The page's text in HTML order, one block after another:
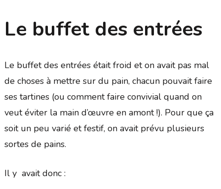
Le buffet des entrées
Le buffet des entrées était froid et on avait pas mal
de choses à mettre sur du pain, chacun pouvait faire
ses tartines (ou comment faire convivial quand on
veut éviter la main d’œuvre en amont !). Pour que ça
soit un peu varié et festif, on avait prévu plusieurs
sortes de pains.
Il y avait donc :